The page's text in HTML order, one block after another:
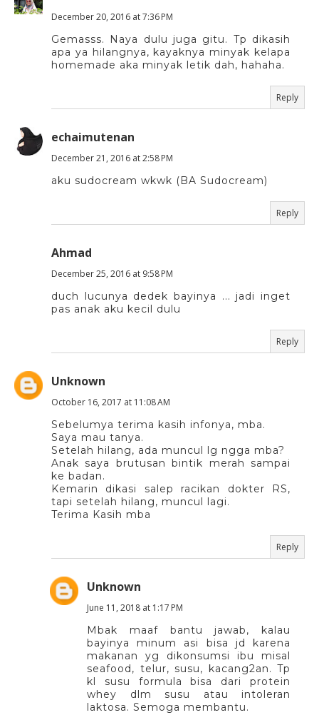
December 20, 2016 at 7:36 PM
Gemasss. Naya dulu juga gitu. Tp dikasih
apa ya hilangnya, kayaknya minyak kelapa
homemade aka minyak letik dah, hahaha.
Reply
echaimutenan
December 21, 2016 at 2:58 PM
aku sudocream wkwk (BA Sudocream)
Reply
Ahmad
December 25, 2016 at 9:58 PM
duch lucunya dedek bayinya ... jadi inget
pas anak aku kecil dulu
Reply
Unknown
October 16, 2017 at 11:08 AM
Sebelumya terima kasih infonya, mba.
Saya mau tanya.
Setelah hilang, ada muncul lg ngga mba?
Anak saya brutusan bintik merah sampai
ke badan.
Kemarin dikasi salep racikan dokter RS,
tapi setelah hilang, muncul lagi.
Terima Kasih mba
Reply
Unknown
June 11, 2018 at 1:17 PM
Mbak maaf bantu jawab, kalau
bayinya minum asi bisa jd karena
makanan yg dikonsumsi ibu misal
seafood, telur, susu, kacang2an. Tp
kl susu formula bisa dari protein
whey dlm susu atau intoleran
laktosa. Semoga membantu.